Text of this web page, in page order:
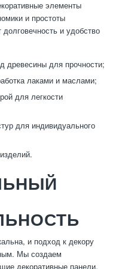
элементы
и простоты
и удобство
древесины для прочности;
лаками и маслами;
для легкости
для индивидуального
и подход к декору
Мы создаем
декоративные панели,